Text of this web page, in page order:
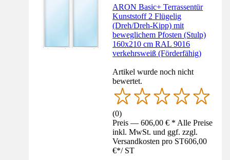
ARON Basic+ Terrassentür
Kunststoff 2 Flügelig
(Dreh/Dreh-Kipp) mit
beweglichem Pfosten (Stulp)
160x210 cm RAL 9016
verkehrsweiß (Förderfähig)
Artikel wurde noch nicht
bewertet.
(0)
Preis — 606,00 € * Alle Preise
inkl. MwSt. und ggf. zzgl.
Versandkosten pro ST606,00
€*/ ST